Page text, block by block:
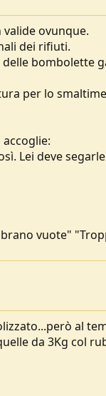
ovunque.
dei rifiuti.
bombolette
per lo
Lei deve
vuote"
al
da 3Kg col